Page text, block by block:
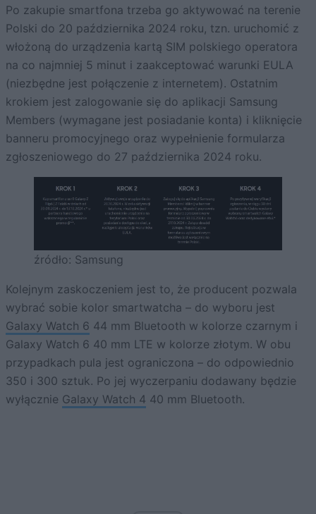
Po zakupie smartfona trzeba go aktywować na terenie
Polski do 20 października 2024 roku, tzn. uruchomić z
włożoną do urządzenia kartą SIM polskiego operatora
na co najmniej 5 minut i zaakceptować warunki EULA
(niezbędne jest połączenie z internetem). Ostatnim
krokiem jest zalogowanie się do aplikacji Samsung
Members (wymagane jest posiadanie konta) i kliknięcie
banneru promocyjnego oraz wypełnienie formularza
zgłoszeniowego do 27 października 2024 roku.
źródło: Samsung
Kolejnym zaskoczeniem jest to, że producent pozwala
wybrać sobie kolor smartwatcha – do wyboru jest
Galaxy Watch 6 44 mm Bluetooth w kolorze czarnym i
Galaxy Watch 6 40 mm LTE w kolorze złotym. W obu
przypadkach pula jest ograniczona – do odpowiednio
350 i 300 sztuk. Po jej wyczerpaniu dodawany będzie
wyłącznie Galaxy Watch 4 40 mm Bluetooth.